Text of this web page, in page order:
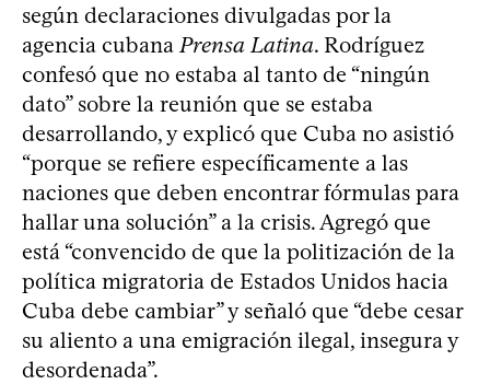
según declaraciones divulgadas por la
agencia cubanaPrensa Latina. Rodríguez
confesó que no estaba al tanto de “ningún
dato” sobre la reunión que se estaba
desarrollando, y explicó que Cuba no asistió
“porque se refiere específicamente a las
naciones que deben encontrar fórmulas para
hallar una solución” a la crisis. Agregó que
está “convencido de que la politización de la
política migratoria de Estados Unidos hacia
Cuba debe cambiar” y señaló que “debe cesar
su aliento a una emigración ilegal, insegura y
desordenada”.